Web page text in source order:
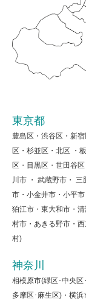
東京都
豊島区・渋谷区・新
区・杉並区・北区 ・
区・目黒区・世田谷
川市 ・ 武蔵野市・
市・小金井市・小平
狛江市・東大和市・
村市・あきる野市・
村)
神奈川
相模原市(緑区･中央区
多摩区･麻生区)・横